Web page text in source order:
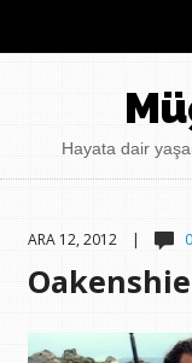
Hayata dair
ARA 12, 2012 |